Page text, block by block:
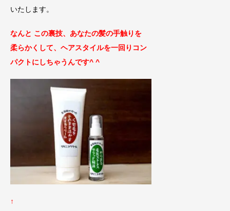
いたします。
なんと この裏技、あなたの髪の手触りを
柔らかくして、 ヘアスタイルを一回りコン
パクトにしちゃうんです^ ^
↑